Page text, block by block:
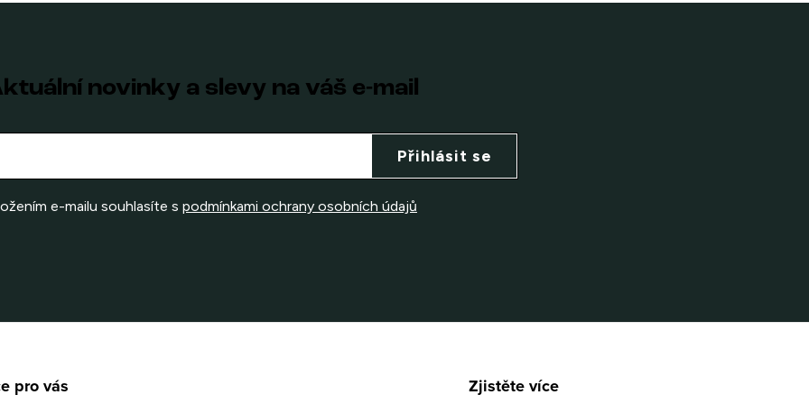
novinky a slevy na váš e-mail
e-mailu souhlasíte s podmínkami ochrany osobních údajů
Přihlásit se
pro vás Zjistěte více